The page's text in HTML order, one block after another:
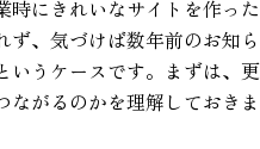
にきれいなサイトを作った
ず、気づけば数年前のお知ら
いうケースです。まずは、更
がるのかを理解しておきま